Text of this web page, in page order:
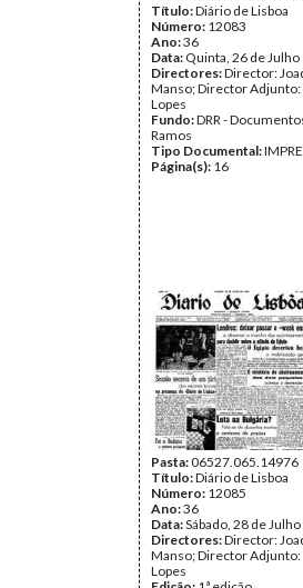
Título:Diário de Lisboa
Número: 12083
Ano:36
Data: Quinta, 26 de
Directores:Director:
Manso; Director
Lopes
Fundo:DRR -
Ramos
Tipo Documental:
Página(s): 16
Pasta:06527.065.14976
Título:Diário de Lisboa
Número: 12085
Ano:36
Data:Sábado, 28 de
Directores:Director:
Manso; Director
Lopes